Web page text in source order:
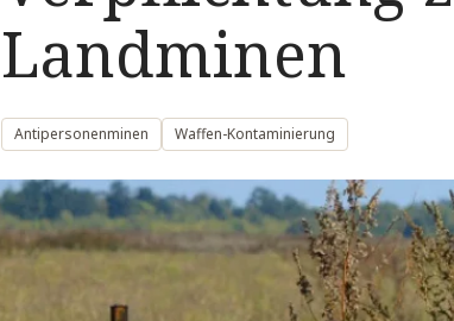
Landminen
Antipersonenminen Waffen-Kontaminierung